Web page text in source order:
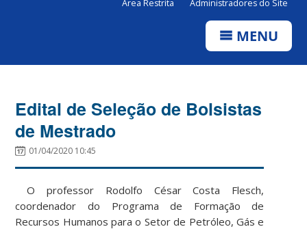
Área Restrita Administradores do Site
MENU
Edital de Seleção de Bolsistas
de Mestrado
01/04/2020 10:45
O professor Rodolfo César Costa Flesch,
coordenador do Programa de Formação de
Recursos Humanos para o Setor de Petróleo, Gás e